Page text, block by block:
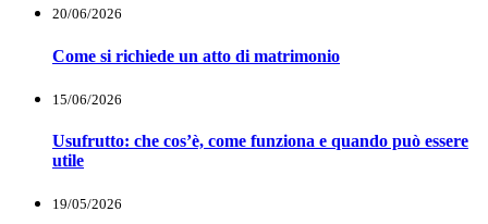
20/06/2026
Come si richiede un atto di matrimonio
15/06/2026
Usufrutto: che cos’è, come funziona e quando può essere
utile
19/05/2026